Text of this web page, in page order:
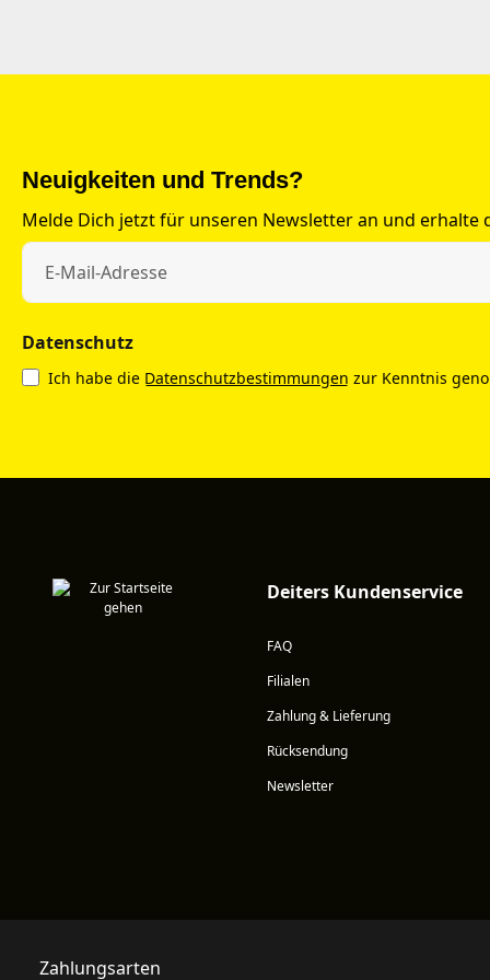
Neuigkeiten und Trends?
Melde Dich jetzt für unseren Newsletter an und erhalte
Datenschutz
Ich habe die Datenschutzbestimmungen zur Kenntnis
Deiters Kundenservice
FAQ
Filialen
Zahlung & Lieferung
Rücksendung
Newsletter
Zahlungsarten